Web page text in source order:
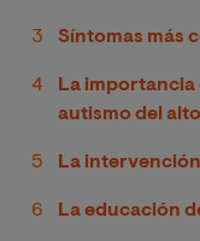
Síntomas más
La importancia
autismo del
La
La educación